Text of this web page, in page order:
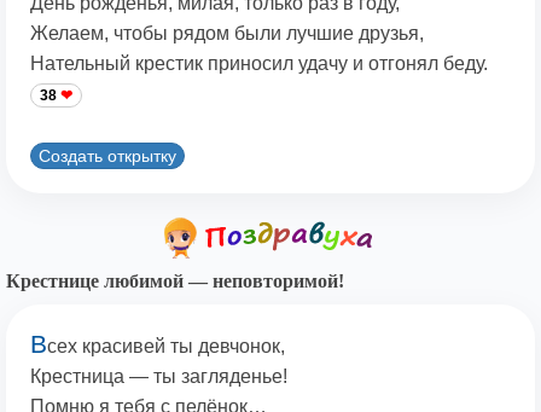
Желаем, чтобы рядом были лучшие друзья,
Нательный крестик приносил удачу и отгонял беду.
38
Создать открытку
Крестнице любимой — неповторимой!
Всех красивей ты девчонок,
Крестница — ты загляденье!
Помню я тебя с пелёнок…